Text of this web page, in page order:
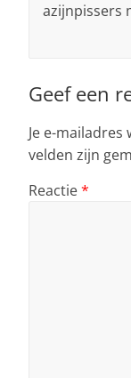
azijnpissers
Geef een
Je e-
velden zijn
Reactie*